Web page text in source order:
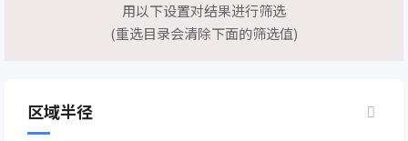
用以下设置对结果进行筛选
(重选目录会清除下面的筛选值)
区域半径